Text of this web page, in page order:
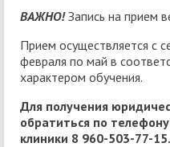
ВАЖНО!Запись на прием
Прием осуществляется с
февраля по май в
характером обучения.
Для получения
обратиться по
клиники 8 960-503-77-15.